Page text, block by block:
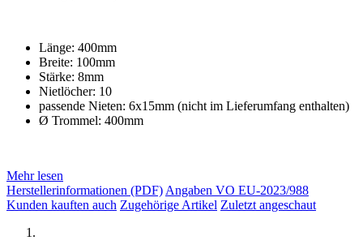
Länge: 400mm
Breite: 100mm
Stärke: 8mm
Nietlöcher: 10
passende Nieten: 6x15mm (nicht im Lieferumfang enthalten)
Ø Trommel: 400mm
Mehr lesen
Herstellerinformationen (PDF) Angaben VO EU-2023/988
Kunden kauften auch Zugehörige Artikel Zuletzt angeschaut